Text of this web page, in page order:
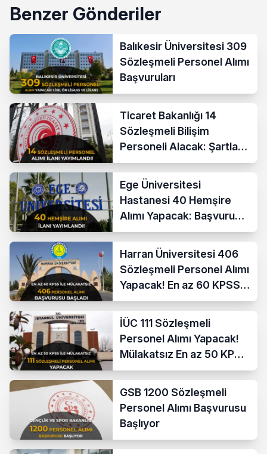
Benzer Gönderiler
Balıkesir Üniversitesi 309
Sözleşmeli Personel Alımı
Başvuruları
Ticaret Bakanlığı 14
Sözleşmeli Bilişim
Personeli Alacak: Şartlar
ve Ücretler
Ege Üniversitesi
Hastanesi 40 Hemşire
Alımı Yapacak: Başvuru
Şartları ve KPSS Puanı
Harran Üniversitesi 406
Sözleşmeli Personel Alımı
Yapacak! En az 60 KPSS
ve Lise
İÜC 111 Sözleşmeli
Personel Alımı Yapacak!
Mülakatsız En az 50 KPSS
ve Lise Mezunu
GSB 1200 Sözleşmeli
Personel Alımı Başvurusu
Başlıyor